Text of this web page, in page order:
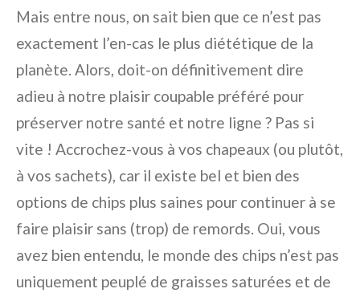
Mais entre nous, on sait bien que ce n’est pas
exactement l’en-cas le plus diététique de la
planète. Alors, doit-on définitivement dire
adieu à notre plaisir coupable préféré pour
préserver notre santé et notre ligne ? Pas si
vite ! Accrochez-vous à vos chapeaux (ou plutôt,
à vos sachets), car il existe bel et bien des
options de chips plus saines pour continuer à se
faire plaisir sans (trop) de remords. Oui, vous
avez bien entendu, le monde des chips n’est pas
uniquement peuplé de graisses saturées et de